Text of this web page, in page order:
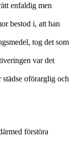
enfaldig men
bestod i, att han
tog det som
var det
oförarglig och
förstöra